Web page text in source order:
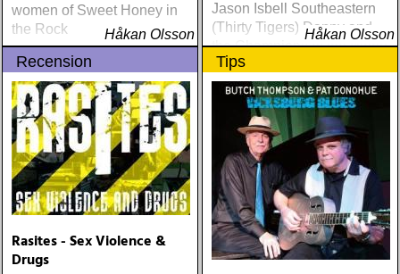
women of Sweet Honey in
the Rock
Håkan Olsson
Jason Isbell Southeastern
(Thirty Tigers) Danny and
the Champions of the World
Stay True (Loose) Slow Fox
Just Like the Birds (Rootsy)
Steve Earle The Low
Highway (New West) Bob
Dylan Another Self Portrait
(Columbia) Halden Electric
Women (Rootsy) Rokia
Traoré Beautiful Africa
(Nonesuch) Sam Baker Say
Grace (Sam Baker Music)
Guy Clark My Favorite
Håkan Olsson
Recension
Rasites - Sex Violence &
Drugs
Tips